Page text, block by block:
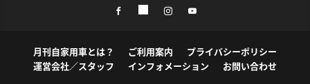
月刊自家用車とは？ ご利用案内
プライバシーポリシー
運営会社／スタッフ
インフォメーション お問い合わせ